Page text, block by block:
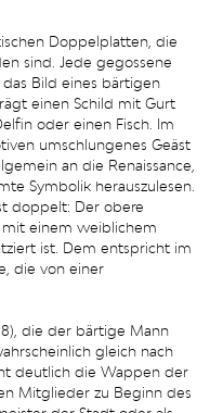
Doppelplatten, die
sind. Jede gegossene
Bild eines bärtigen
einen Schild mit Gurt
oder einen Fisch. Im
umschlungenes Geäst
an die Renaissance,
Symbolik herauszulesen.
doppelt: Der obere
einem weiblichem
ist. Dem entspricht im
die von einer
die der bärtige Mann
gleich nach
deutlich die Wappen der
Mitglieder zu Beginn des